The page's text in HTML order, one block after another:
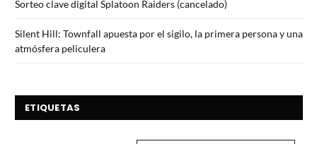
Sorteo clave digital Splatoon Raiders (cancelado)
Silent Hill: Townfall apuesta por el sigilo, la primera persona y una
atmósfera peliculera
ETIQUETAS